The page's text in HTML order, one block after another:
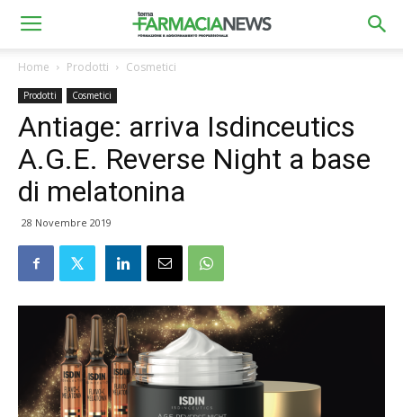
Home Prodotti Cosmetici
Prodotti Cosmetici
Antiage: arriva Isdinceutics
A.G.E. Reverse Night a base
di melatonina
28 Novembre 2019